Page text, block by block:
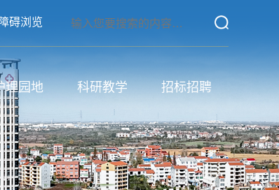
碍浏览
理园地 科研教学 招标招聘